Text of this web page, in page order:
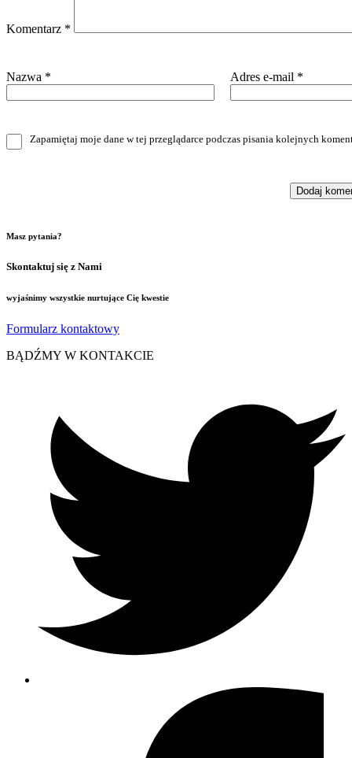
Komentarz *
Nazwa * Adres e-mail *
Zapamiętaj moje dane w tej przeglądarce podczas pisania kolejnych
Masz pytania?
Skontaktuj się z Nami
wyjaśnimy wszystkie nurtujące Cię kwestie
Formularz kontaktowy
BĄDŹMY W KONTAKCIE